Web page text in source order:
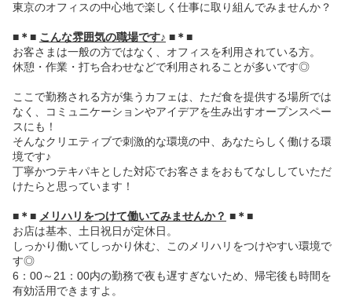
東京のオフィスの中心地で楽しく仕事に取り組んでみませんか？
■＊■ こんな雰囲気の職場です♪ ■＊■
お客さまは一般の方ではなく、オフィスを利用されている方。
休憩・作業・打ち合わせなどで利用されることが多いです◎
ここで勤務される方が集うカフェは、ただ食を提供する場所では
なく、コミュニケーションやアイデアを生み出すオープンスペー
スにも！
そんなクリエティブで刺激的な環境の中、あなたらしく働ける環
境です♪
丁寧かつテキパキとした対応でお客さまをおもてなししていただ
けたらと思っています！
■＊■ メリハリをつけて働いてみませんか？ ■＊■
お店は基本、土日祝日が定休日。
しっかり働いてしっかり休む、このメリハリをつけやすい環境で
す◎
6：00～21：00内の勤務で夜も遅すぎないため、帰宅後も時間を
有効活用できますよ。